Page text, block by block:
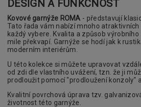
DESIGN A FUNKČNOST
Kovové garnýže ROMA - představují
Tato řada vám nabízí mnoho atraktivních
každý vybere. Kvalita a způsob
mile překvapí. Garnýže se hodí jak k
moderním interiérům.
U této kolekce si můžete upravovat
od zdi dle vlastního uvážení, tzn. že ji
prodloužit pomocí "prodloužení konzoly"
Kvalitní povrchová úprava tzv.
životnost této garnýže.